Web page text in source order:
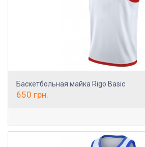
Баскетбольная майка Rigo Basic
650 грн.